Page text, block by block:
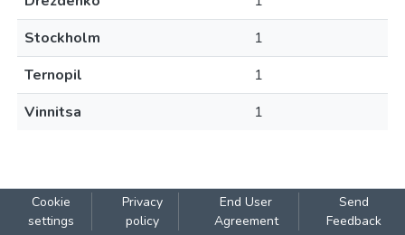
Stockholm
1
Ternopil
1
Vinnitsa
1
Cookie
settings
Privacy
policy
End User
Agreement
Send
Feedback